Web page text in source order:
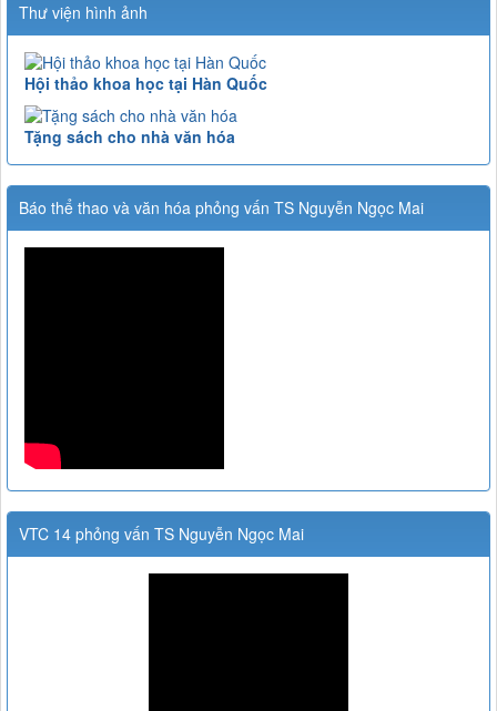
Thư viện hình ảnh
Hội thảo khoa học tại Hàn Quốc
Tặng sách cho nhà văn hóa
Báo thể thao và văn hóa phỏng vấn TS Nguyễn Ngọc Mai
VTC 14 phỏng vấn TS Nguyễn Ngọc Mai